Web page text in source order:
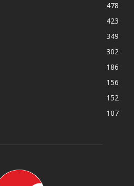
478
423
349
302
186
156
152
107